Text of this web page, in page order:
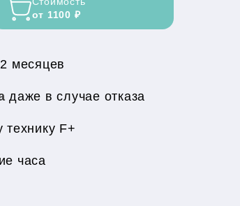
от 1100 ₽
месяцев
даже в случае отказа
F+
часа